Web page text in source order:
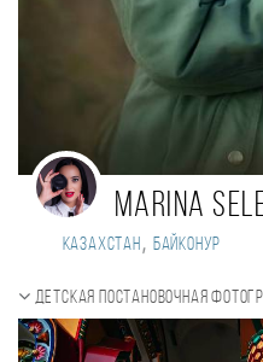
Marina
Казахстан, Байконур
Детская постановочная